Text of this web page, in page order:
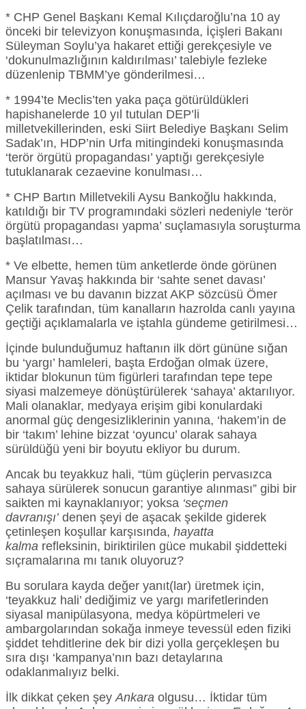
* CHP Genel Başkanı Kemal Kılıçdaroğlu’na 10 ay
önceki bir televizyon konuşmasında, İçişleri Bakanı
Süleyman Soylu’ya hakaret ettiği gerekçesiyle ve
‘dokunulmazlığının kaldırılması’ talebiyle fezleke
düzenlenip TBMM’ye gönderilmesi…
* 1994’te Meclis’ten yaka paça götürüldükleri
hapishanelerde 10 yıl tutulan DEP’li
milletvekillerinden, eski Siirt Belediye Başkanı Selim
Sadak’ın, HDP’nin Urfa mitingindeki konuşmasında
‘terör örgütü propagandası’ yaptığı gerekçesiyle
tutuklanarak cezaevine konulması…
* CHP Bartın Milletvekili Aysu Bankoğlu hakkında,
katıldığı bir TV programındaki sözleri nedeniyle ‘terör
örgütü propagandası yapma’ suçlamasıyla soruşturma
başlatılması…
* Ve elbette, hemen tüm anketlerde önde görünen
Mansur Yavaş hakkında bir ‘sahte senet davası’
açılması ve bu davanın bizzat AKP sözcüsü Ömer
Çelik tarafından, tüm kanalların hazrolda canlı yayına
geçtiği açıklamalarla ve iştahla gündeme getirilmesi…
İçinde bulunduğumuz haftanın ilk dört gününe sığan
bu ‘yargı’ hamleleri, başta Erdoğan olmak üzere,
iktidar blokunun tüm figürleri tarafından tepe tepe
siyasi malzemeye dönüştürülerek ‘sahaya’ aktarılıyor.
Mali olanaklar, medyaya erişim gibi konulardaki
anormal güç dengesizliklerinin yanına, ‘hakem’in de
bir ‘takım’ lehine bizzat ‘oyuncu’ olarak sahaya
sürüldüğü yeni bir boyutu ekliyor bu durum.
Ancak bu teyakkuz hali, “tüm güçlerin pervasızca
sahaya sürülerek sonucun garantiye alınması” gibi bir
saikten mi kaynaklanıyor; yoksa ‘seçmen
davranışı’denen şeyi de aşacak şekilde giderek
çetinleşen koşullar karşısında, hayatta
kalma refleksinin, biriktirilen güce mukabil şiddetteki
sıçramalarına mı tanık oluyoruz?
Bu sorulara kayda değer yanıt(lar) üretmek için,
‘teyakkuz hali’ dediğimiz ve yargı marifetlerinden
siyasal manipülasyona, medya köpürtmeleri ve
ambargolarından sokağa inmeye tevessül eden fiziki
şiddet tehditlerine dek bir dizi yolla gerçekleşen bu
sıra dışı ‘kampanya’nın bazı detaylarına
odaklanmalıyız belki.
İlk dikkat çeken şeyAnkara olgusu… İktidar tüm